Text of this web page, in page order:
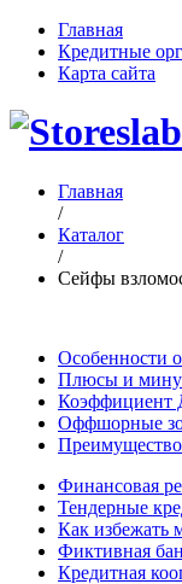
Главная
Кредитные
Карта сайта
Главная
/
Каталог
/
Сейфы
Особенности
Плюсы и
Коэффициент
Оффшорные
Финансовая
Тендерные
Как избежать
Фиктивная
Кредитная